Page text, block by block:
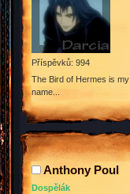
Příspěvků: 994
The Bird of Hermes is my
name...
Anthony Poul
Dospělák